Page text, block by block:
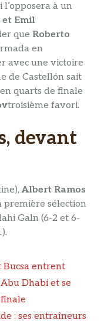
à un
et Emil
que Roberto
en
avec une victoire
de Castellón sait
quarts de finale
troisième favori.
devant
Albert Ramos
première sélection
Galn (6-2 et 6-
Bucsa entrent
Dhabi et se
: ses entraîneurs